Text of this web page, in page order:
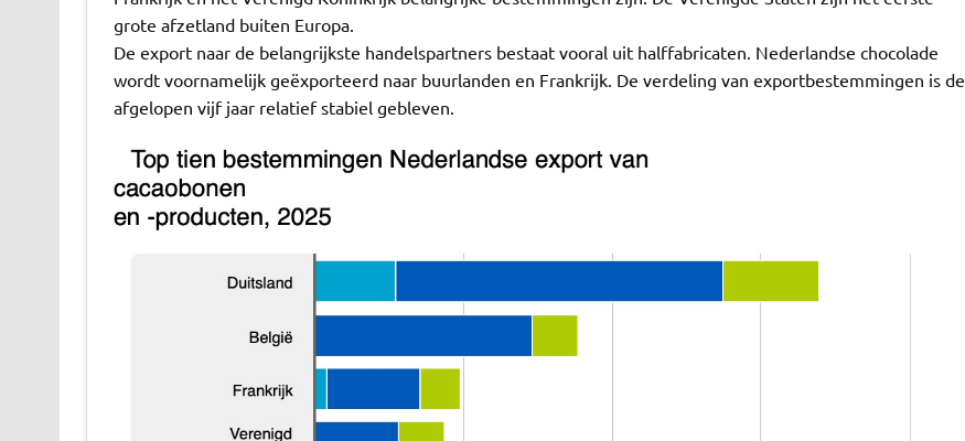
grote afzetland buiten Europa.
De export naar de belangrijkste handelspartners bestaat vooral uit halffabricaten. Nederlandse chocolade
wordt voornamelijk geëxporteerd naar buurlanden en Frankrijk. De verdeling van exportbestemmingen is de
afgelopen vijf jaar relatief stabiel gebleven.